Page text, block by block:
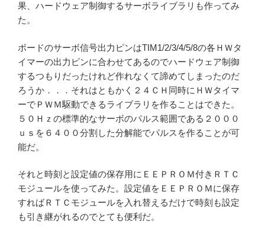
果、ハードウェア制御するサーボライブラリも作ってみ
た。
ボードのサーボ信号出力ピンはTIM1/2/3/4/5/8の各ＨＷタ
イマーの出力ピンに合わせてあるのでハードウェア制御
するつもりだったけれど作れなくて諦めてしまったのだ
ろうか．．．それはともかく２４ＣＨ同時にＨＷタイマ
ーでＰＷＭ駆動できるライブラリを作ることはできた。
５０Ｈｚの標準的なサーボのパルス範囲である２０００
ｕｓを６４００分割した分解能でパルスを作ることが可
能だ。
それと時刻と設定値の保存用にＥＥＰＲＯＭ付きＲＴＣ
モジュールを使ってみた。設定値をＥＥＰＲＯＭに保存
すればＲＴＣモジュールを入れ替えるだけで時刻も設定
も引き継がれるのでとても便利だ。